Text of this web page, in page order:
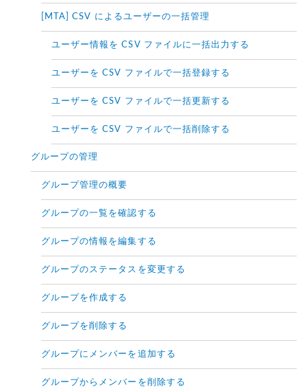
[MTA] CSV によるユーザーの一括管理
ユーザー情報を CSV ファイルに一括出力する
ユーザーを CSV ファイルで一括登録する
ユーザーを CSV ファイルで一括更新する
ユーザーを CSV ファイルで一括削除する
グループの管理
グループ管理の概要
グループの一覧を確認する
グループの情報を編集する
グループのステータスを変更する
グループを作成する
グループを削除する
グループにメンバーを追加する
グループからメンバーを削除する